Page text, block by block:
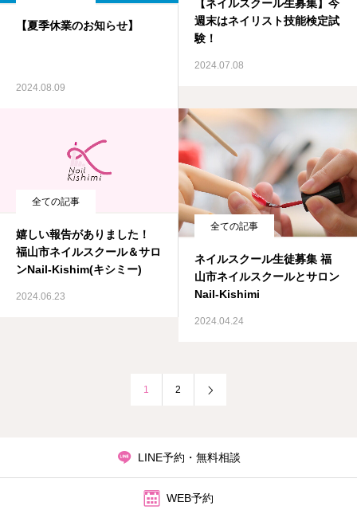
【夏季休業のお知らせ】
2024.08.09
【ネイルスクール生募集】今
週末はネイリスト技能検定試
験！
2024.07.08
全ての記事
嬉しい報告がありました！
福山市ネイルスクール＆サロ
ンNail-Kishim(キシミー)
2024.06.23
全ての記事
ネイルスクール生徒募集 福
山市ネイルスクールとサロン
Nail-Kishimi
2024.04.24
1 2
LINE予約・無料相談
WEB予約